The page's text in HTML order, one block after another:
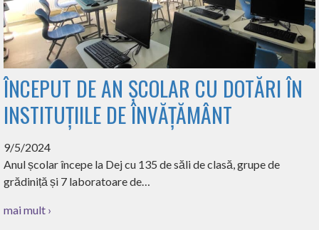
ÎNCEPUT DE AN ȘCOLAR CU DOTĂRI ÎN
INSTITUȚIILE DE ÎNVĂȚĂMÂNT
9/5/2024
Anul școlar începe la Dej cu 135 de săli de clasă, grupe de
grădiniță și 7 laboratoare de…
mai mult ›